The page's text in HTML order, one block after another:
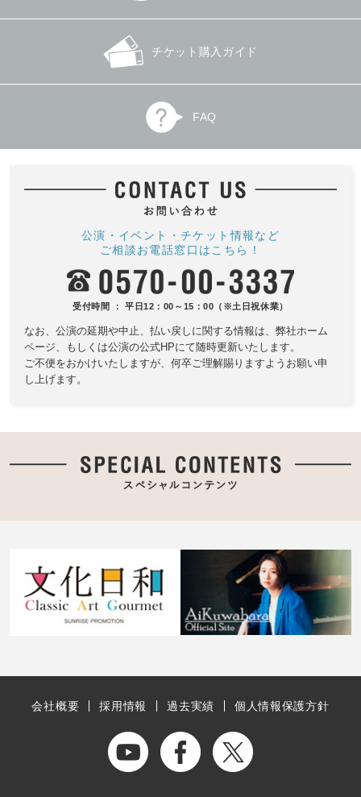
チケット購入ガイド
FAQ
公演・イベント・チケット情報など
ご相談お電話窓口はこちら！
受付時間 ： 平日12：00～15：00（※土日祝休業）
なお、公演の延期や中止、払い戻しに関する情報は、 弊社ホーム
ページ、もしくは公演の公式HPにて随時更新いたします。
ご不便をおかけいたしますが、何卒ご理解賜りますようお願い申
し上げます。
会社概要 採用情報 過去実績 個人情報保護方針